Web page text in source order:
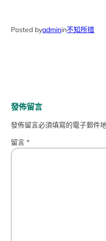
Posted byadminin不知所措
發佈留言
發佈留言必須填寫的電子郵件
留言*